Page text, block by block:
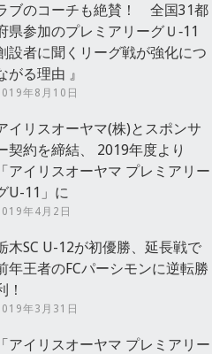
ブのコーチも絶賛！ 全国31都
県参加のプレミアリーグＵ‐11
設者に聞くリーグ戦が強化につ
がる理由 』
年8月10日
イリスオーヤマ(株)とスポンサ
契約を締結、 2019年度より
アイリスオーヤマ プレミアリー
U-11」に
年4月2日
木SC U-12が初優勝、延長戦で
年王者のFCパーシモンに逆転勝
！
年3月31日
アイリスオーヤマ プレミアリー